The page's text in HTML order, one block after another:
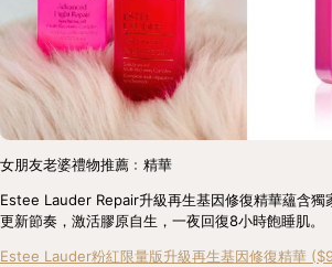
女朋友老婆禮物推薦﹕精華
Estee Lauder Repair升級再生基因修復精華蘊含獨
更新節奏，激活膠原自生，一夜回復8小時飽睡肌。
Estee Lauder粉紅限量版升級再生基因修復精華